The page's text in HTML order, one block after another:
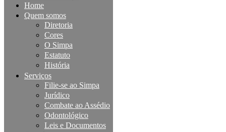
Home
Quem somos
Diretoria
Cores
O Simpa
Estatuto
História
Serviços
Filie-se ao Simpa
Jurídico
Combate ao Assédio
Odontológico
Leis e Documentos